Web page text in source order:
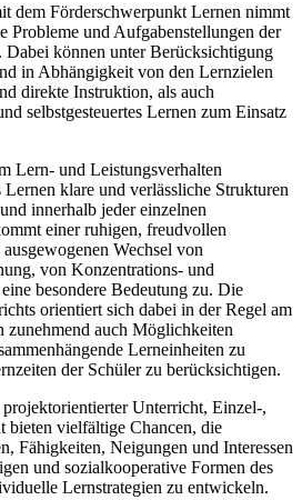
dem Förderschwerpunkt Lernen nimmt
Probleme und Aufgabenstellungen der
Dabei können unter Berücksichtigung
in Abhängigkeit von den Lernzielen
direkte Instruktion, als auch
selbstgesteuertes Lernen zum Einsatz
Lern- und Leistungsverhalten
klare und verlässliche Strukturen
innerhalb jeder einzelnen
einer ruhigen, freudvollen
Wechsel von
von Konzentrations- und
besondere Bedeutung zu. Die
orientiert sich dabei in der Regel am
zunehmend auch Möglichkeiten
Lerneinheiten zu
der Schüler zu berücksichtigen.
Unterricht, Einzel-,
bieten vielfältige Chancen, die
Fähigkeiten, Neigungen und Interessen
und sozialkooperative Formen des
Lernstrategien zu entwickeln.